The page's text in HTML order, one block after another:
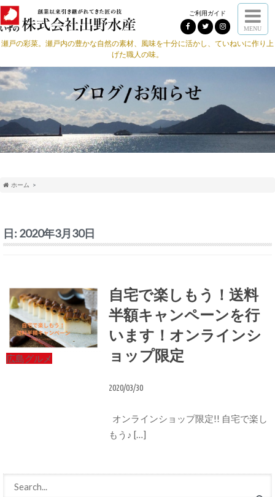
ご利用ガイド
MENU
瀬戸の彩菜。瀬戸内の豊かな自然の素材、風味を十分に活かし、ていねいに作り上
げた職人の味。
ホーム
日: 2020年3月30日
広島グルメ
自宅で楽しもう！送料
半額キャンペーンを行
います！オンラインシ
ョップ限定
2020/03/30
オンラインショップ限定!! 自宅で楽し
もう♪ […]